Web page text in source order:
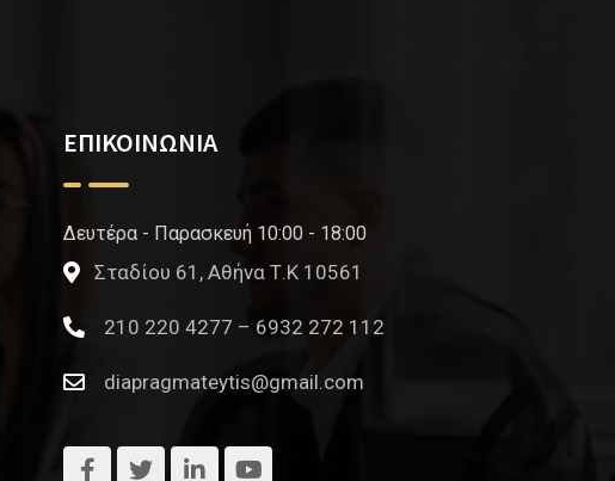
ΕΠΙΚΟΙΝΩΝΙΑ
Δευτέρα - Παρασκευή 10:00 - 18:00
Σταδίου 61, Αθήνα Τ.Κ 10561
210 220 4277 – 6932 272 112
diapragmateytis@gmail.com